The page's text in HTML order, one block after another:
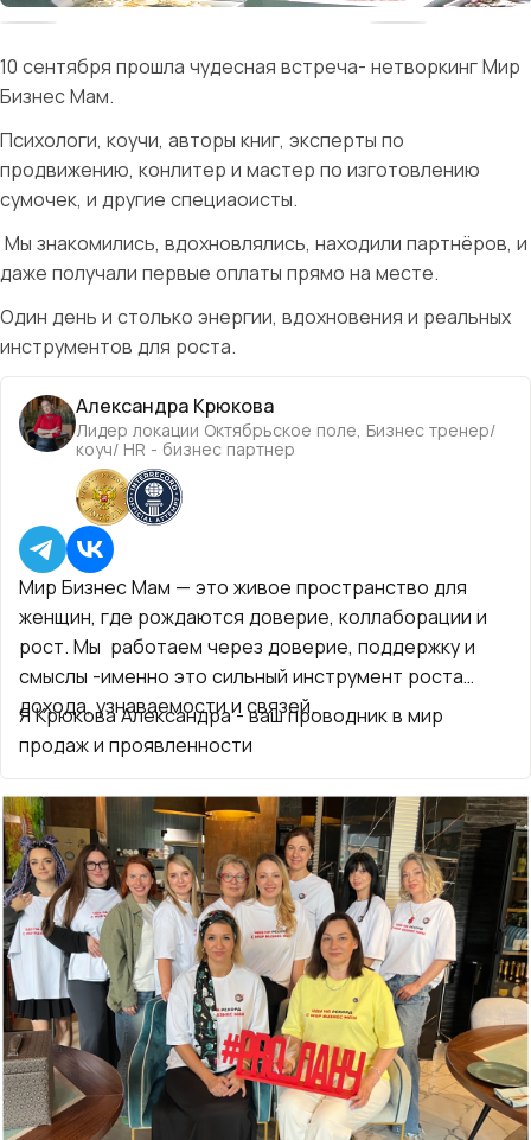
10 сентября прошла чудесная встреча- нетворкинг Мир
Бизнес Мам.
Психологи, коучи, авторы книг, эксперты по
продвижению, конлитер и мастер по изготовлению
сумочек, и другие специаоисты.
Мы знакомились, вдохновлялись, находили партнёров, и
даже получали первые оплаты прямо на месте.
Один день и столько энергии, вдохновения и реальных
инструментов для роста.
Александра Крюкова
Лидер локации Октябрьское поле, Бизнес тренер/
коуч/ HR - бизнес партнер
Мир Бизнес Мам — это живое пространство для
женщин, где рождаются доверие, коллаборации и
рост. Мы работаем через доверие, поддержку и
смыслы -именно это сильный инструмент роста
дохода, узнаваемости и связей.
Я Крюкова Александра - ваш проводник в мир
продаж и проявленности